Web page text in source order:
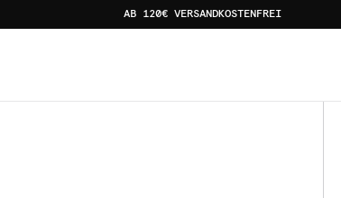
AB 120€ VERSANDKOSTENFREI